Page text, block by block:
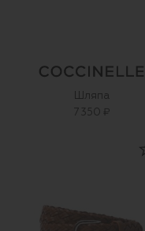
Шляпа
7 350 ₽